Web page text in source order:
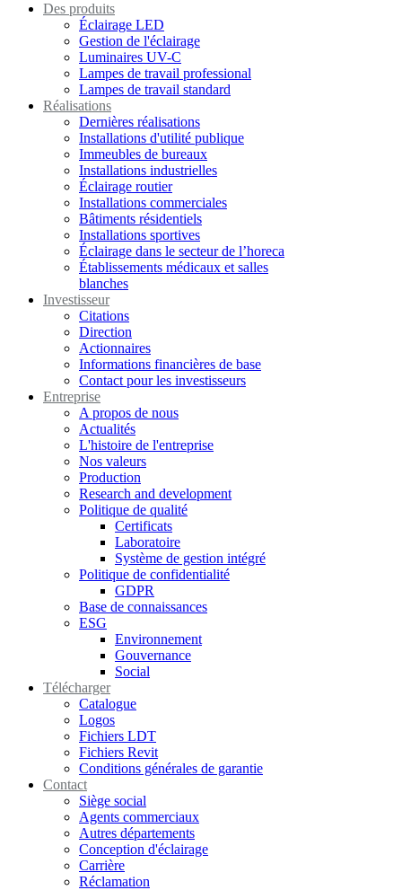
Des produits
Éclairage LED
Gestion de l'éclairage
Luminaires UV-C
Lampes de travail professional
Lampes de travail standard
Réalisations
Dernières réalisations
Installations d'utilité publique
Immeubles de bureaux
Installations industrielles
Éclairage routier
Installations commerciales
Bâtiments résidentiels
Installations sportives
Éclairage dans le secteur de l’horeca
Établissements médicaux et salles
blanches
Investisseur
Citations
Direction
Actionnaires
Informations financières de base
Contact pour les investisseurs
Entreprise
A propos de nous
Actualités
L'histoire de l'entreprise
Nos valeurs
Production
Research and development
Politique de qualité
Certificats
Laboratoire
Système de gestion intégré
Politique de confidentialité
GDPR
Base de connaissances
ESG
Environnement
Gouvernance
Social
Télécharger
Catalogue
Logos
Fichiers LDT
Fichiers Revit
Conditions générales de garantie
Contact
Siège social
Agents commerciaux
Autres départements
Conception d'éclairage
Carrière
Réclamation